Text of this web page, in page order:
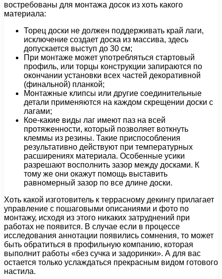
востребованы для монтажа досок из хоть какого
материала:
Торец доски не должен поддерживать край лаги,
исключение создает доска из массива, здесь
допускается выступ до 30 см;
При монтаже может употребляться стартовый
профиль, или торцы конструкции запираются по
окончании установки всех частей декоративной
(финальной) планкой;
Монтажные клипсы или другие соединительные
детали применяются на каждом скрещении доски с
лагами;
Кое-какие виды лаг имеют паз на всей
протяженности, который позволяет воткнуть
клеммы из резины. Такие приспособления
результативно действуют при температурных
расширениях материала. Особенные усики
разрешают восполнить зазор между досками. К
тому же они окажут помощь выставить
равномерный зазор по все длине доски.
Хоть какой изготовитель к террасному декингу прилагает
управление с пошаговыми описаниями и фото по
монтажу, исходя из этого никаких затруднений при
работах не появится. В случае если в процессе
исследования аннотации появились сомнения, то может
быть обратиться в профильную компанию, которая
выполнит работы «без сучка и задоринки». А для вас
остается только услаждаться прекрасным видом готового
настила.